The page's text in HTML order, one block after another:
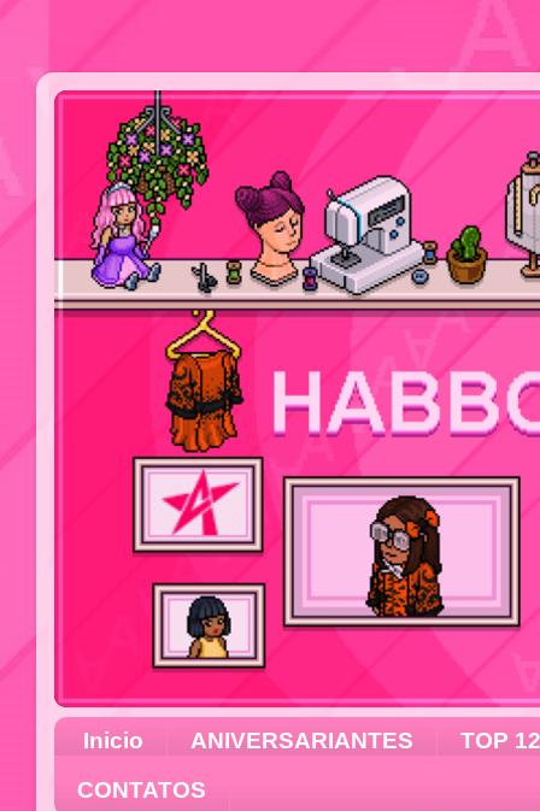
Inicio ANIVERSARIANTES
TOP 12
CONTATOS